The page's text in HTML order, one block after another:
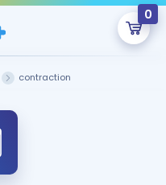
0
Boş.
onlarca eğitim seni
contraction